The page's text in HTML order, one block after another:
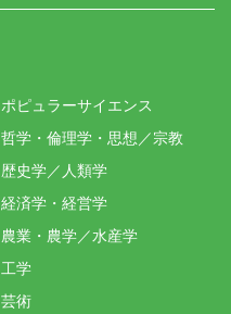
ポピュラーサイエンス
哲学・倫理学・思想／宗教
歴史学／人類学
経済学・経営学
農業・農学／水産学
工学
芸術